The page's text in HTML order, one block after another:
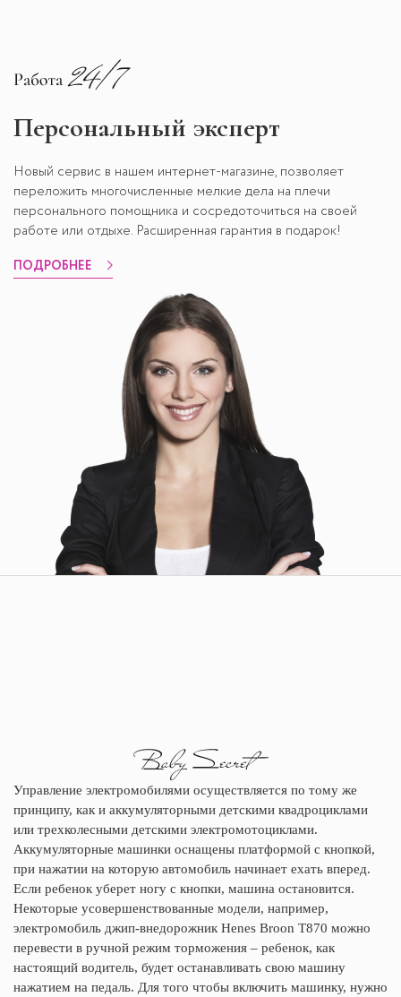
Персональный эксперт
Новый сервис в нашем интернет-магазине, позволяет
переложить многочисленные мелкие дела на плечи
персонального помощника и сосредоточиться на своей
работе или отдыхе. Расширенная гарантия в подарок!
ПОДРОБНЕЕ
Управление электромобилями осуществляется по тому же
принципу, как и аккумуляторными детскими квадроциклами
или трехколесными детскими электромотоциклами.
Аккумуляторные машинки оснащены платформой с кнопкой,
при нажатии на которую автомобиль начинает ехать вперед.
Если ребенок уберет ногу с кнопки, машина остановится.
Некоторые усовершенствованные модели, например,
электромобиль джип-внедорожник Henes Broon Т870 можно
перевести в ручной режим торможения – ребенок, как
настоящий водитель, будет останавливать свою машину
нажатием на педаль. Для того чтобы включить машинку, нужно